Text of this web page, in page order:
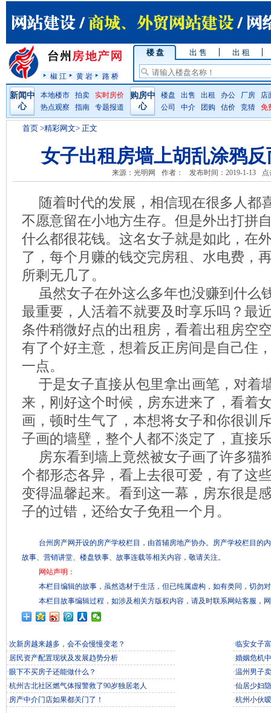
椒 江 黄 岩 路 桥
楼 盘 出 售 出 租
新闻中
心
本地楼市 拍卖
实时房价
热点观察
指南 专题报道
购房中
心
楼盘 出售 出租 办公 厂房
店
公司
中介 团购 估价 竞猜 免
首页 >精彩网文> 正文
女子出租房墙上胡乱涂鸦
来源：光明网 作者： 发布时间：2019-1-13 点
随着时代的发展，相信现在很多人都
不愿意留在小地方生存。但是外出打拼
什么都很花钱。这名女子就是如此，在
了，每个月赚的钱交完房租、水电费，
所剩无几了。
虽然女子在外这么多年也没赚到什么
最重要，人活着不就要及时享乐吗？最
条件稍微好点的出租房，看着出租房空
有了个好主意，想着反正房间是自己住
一点。
于是女子直接从包里拿出画笔，对着
来，刚好这个时候，房东进来了，看着
画，顿时生气了，本想将女子和你很训
子画的墙壁，整个人都不淡定了，直接
房东看到墙上竟然被女子画了许多猫
个都形态各异，看上去很可爱，有了这
变得温馨起来。看到这一幕，房东很是
子的过错，还给女子免租一个月。
台州房产网开设的房产学校栏目，由首辅房地产协办。房产学校栏目的
故事、营销讲堂、楼盘轶事、故事连载等相关内容，敬请关注。
网站声明：
本栏目编辑的故事，虽然选材于生活，但已纯属虚构，如有类同，切勿
本栏目故事编辑过程，如涉及相关方版权内容，请及时联系网站客服，
·次新房越来越多，会不会慢慢变老？
·居民资产配置现状及发展趋势分析
·眼下不买房子还能做什么？
·杭州古北社区燃气体报警救了90岁独居老人
·房产中介门店如果都关门了！
·临安女子
·婚姻危机
·温州男子
·仙居少妇
·杭州小伙